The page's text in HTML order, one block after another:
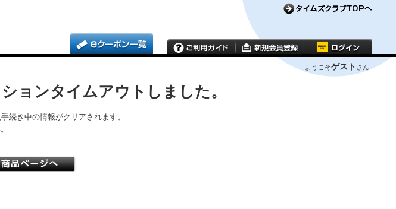
ようこそゲスト さん
ョンタイムアウトしました。
続き中の情報がクリアされます。